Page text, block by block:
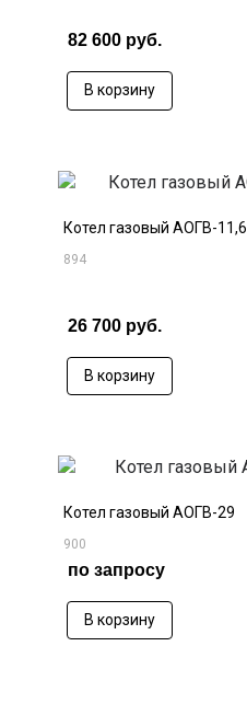
82 600 руб.
В корзину
Котел газовый АОГВ-11,6
894
26 700 руб.
В корзину
Котел газовый АОГВ-29
900
по запросу
В корзину